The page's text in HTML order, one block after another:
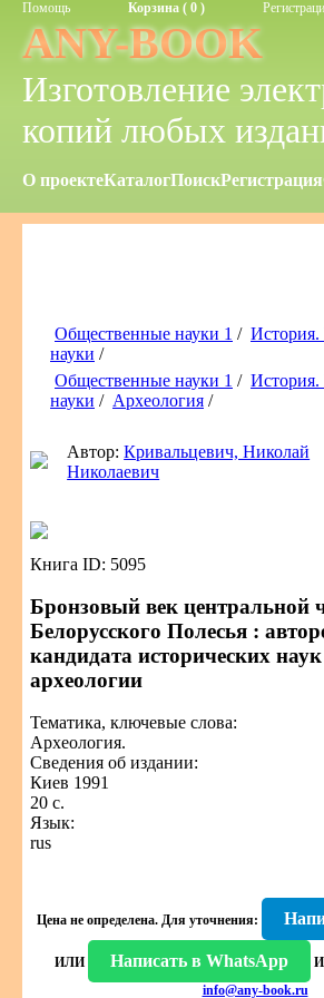
Помощь Корзина ( 0 )
ANY-BOOK
Изготовление
копий любых
О проектеКаталогПоискРегистрация
Общественные науки 1 / История.
науки /
Общественные науки 1 / История.
науки / Археология /
Автор:Кривальцевич, Николай
Николаевич
Книга ID: 5095
Бронзовый век центральной
Белорусского Полесья :
кандидата исторических
археологии
Тематика, ключевые слова:
Археология.
Сведения об издании:
Киев 1991
20 с.
Язык:
rus
Цена не определена. Для уточнения:
ИЛИ Написать в WhatsApp
info@any-book.ru